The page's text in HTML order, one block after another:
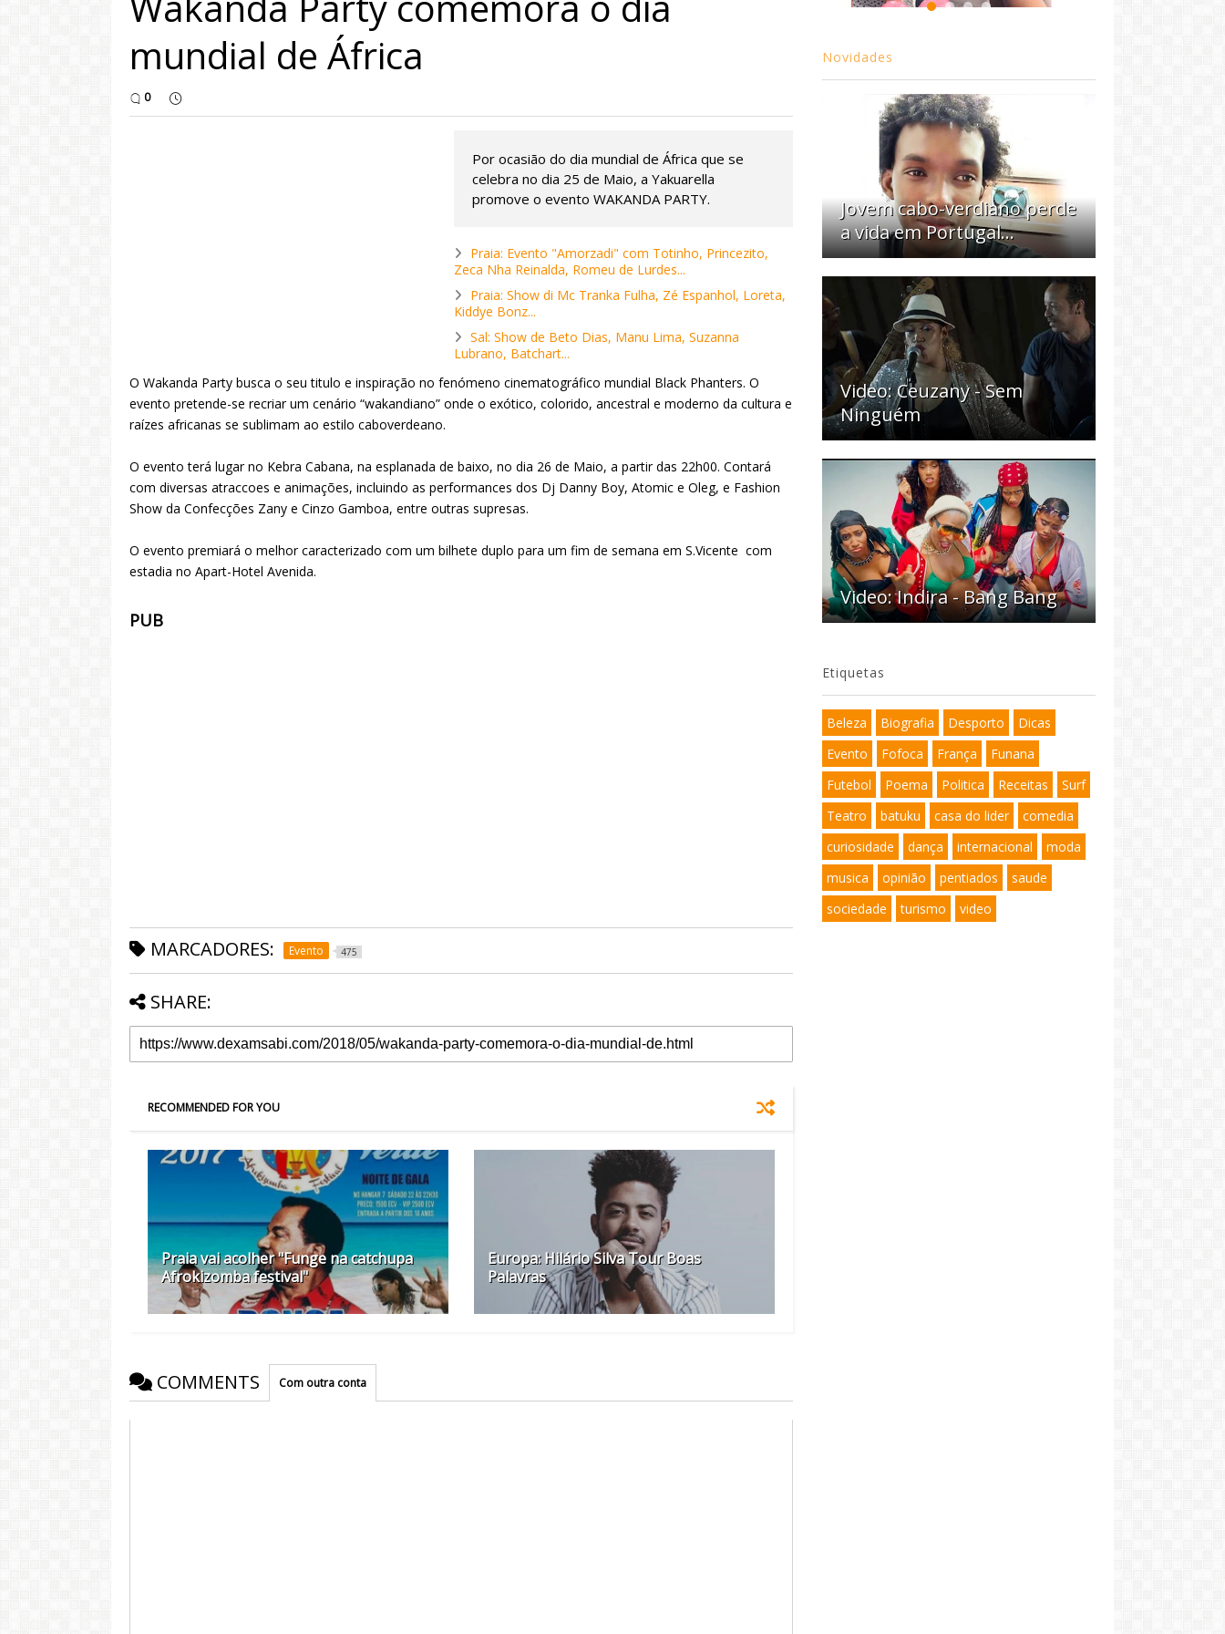
mundial de África
0
Por ocasião do dia mundial de África que se
celebra no dia 25 de Maio, a Yakuarella
promove o evento WAKANDA PARTY.
Praia: Evento "Amorzadi" com Totinho, Princezito,
Zeca Nha Reinalda, Romeu de Lurdes...
Praia: Show di Mc Tranka Fulha, Zé Espanhol, Loreta,
Kiddye Bonz...
Sal: Show de Beto Dias, Manu Lima, Suzanna
Lubrano, Batchart...
O Wakanda Party busca o seu titulo e inspiração no fenómeno cinematográfico mundial Black Phanters. O
evento pretende-se recriar um cenário “wakandiano” onde o exótico, colorido, ancestral e moderno da cultura e
raízes africanas se sublimam ao estilo caboverdeano.
O evento terá lugar no Kebra Cabana, na esplanada de baixo, no dia 26 de Maio, a partir das 22h00. Contará
com diversas atraccoes e animações, incluindo as performances dos Dj Danny Boy, Atomic e Oleg, e Fashion
Show da Confecções Zany e Cinzo Gamboa, entre outras supresas.
O evento premiará o melhor caracterizado com um bilhete duplo para um fim de semana em S.Vicente com
estadia no Apart-Hotel Avenida.
PUB
MARCADORES: Evento 475
SHARE:
RECOMMENDED FOR YOU
Praia vai acolher "Funge na catchupa
Afrokizomba festival"
Europa: Hilário Silva Tour Boas
Palavras
COMMENTS Com outra conta
Novidades
Jovem cabo-verdiano perde
a vida em Portugal...
Video: Ceuzany - Sem
Ninguém
Video: Indira - Bang Bang
Etiquetas
Beleza Biografia Desporto
Dicas
Evento
Fofoca França
Funana
Futebol
Poema Politica Receitas
Surf
Teatro
batuku casa do lider
comedia
curiosidade
dança internacional
moda
musica
opinião pentiados
saude
sociedade
turismo video